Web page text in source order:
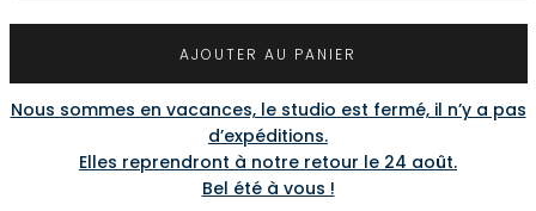
AJOUTER AU PANIER
Nous sommes en vacances, le studio est fermé, il n’y a pas
d’expéditions.
Elles reprendront à notre retour le 24 août.
Bel été à vous !